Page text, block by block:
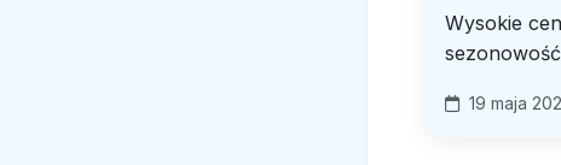
Wysokie
19 maja